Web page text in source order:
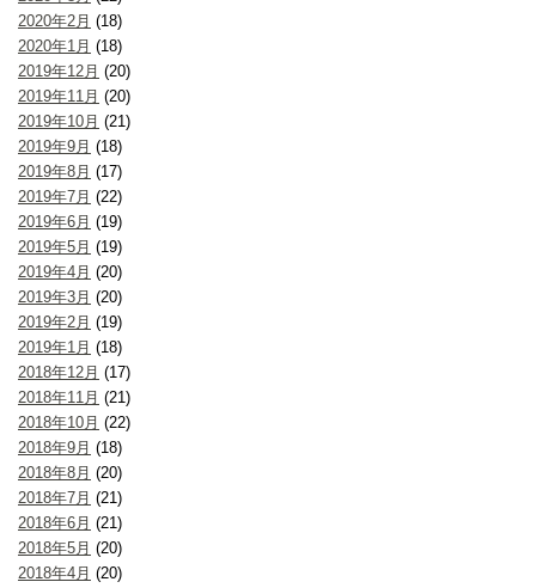
2020年2月 (18)
2020年1月 (18)
2019年12月 (20)
2019年11月 (20)
2019年10月 (21)
2019年9月 (18)
2019年8月 (17)
2019年7月 (22)
2019年6月 (19)
2019年5月 (19)
2019年4月 (20)
2019年3月 (20)
2019年2月 (19)
2019年1月 (18)
2018年12月 (17)
2018年11月 (21)
2018年10月 (22)
2018年9月 (18)
2018年8月 (20)
2018年7月 (21)
2018年6月 (21)
2018年5月 (20)
2018年4月 (20)